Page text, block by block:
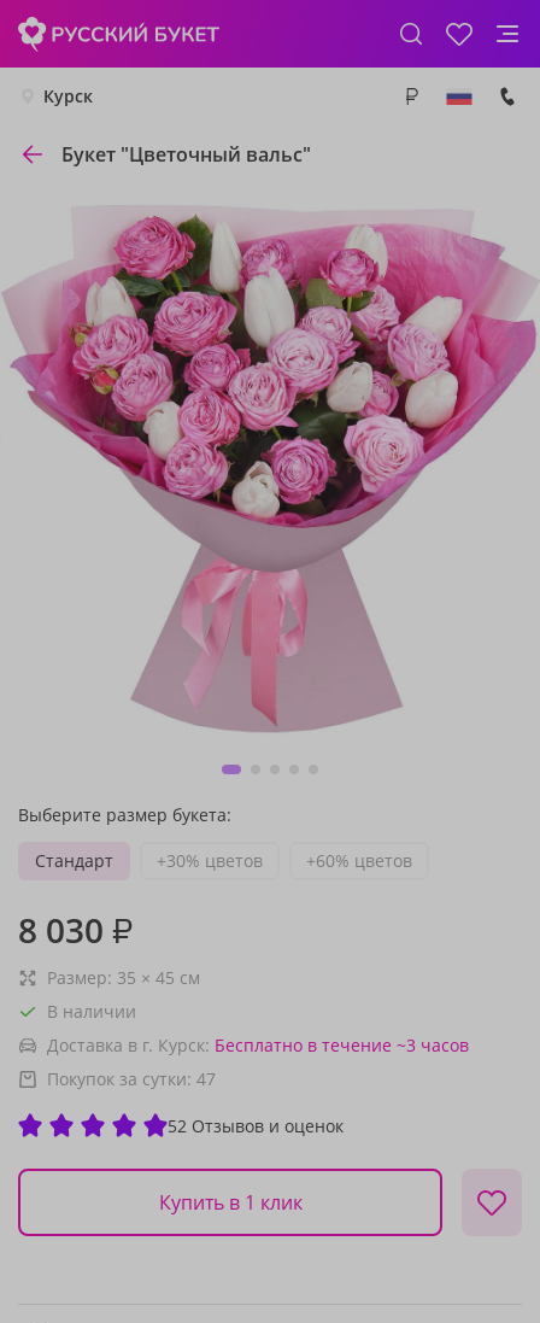
Курск
Букет "Цветочный вальс"
Выберите размер букета:
Стандарт
+30% цветов +60% цветов
8 030 ₽
Размер: 35 × 45 см
В наличии
Доставка в г. Курск: Бесплатно в течение ~3 часов
Покупок за сутки: 47
52 Отзывов и оценок
Купить в 1 клик